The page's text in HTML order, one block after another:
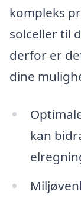
kompleks
solceller til
derfor er
dine
kan